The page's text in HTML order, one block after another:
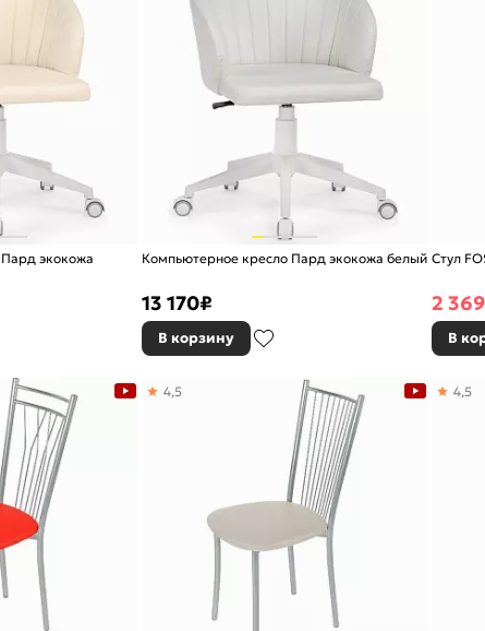
экокожа
Компьютерное кресло Пард экокожа белый
13 170₽
В корзину
Стул
2 369
В
4,5 4,5